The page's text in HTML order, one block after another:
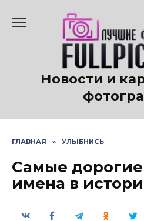
содержанию
Новости и
ГЛАВНАЯ » УЛЫБНИСЬ
Самые
имена в